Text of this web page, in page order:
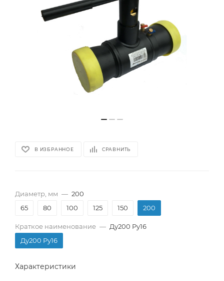
В ИЗБРАННОЕ СРАВНИТЬ
Диаметр, мм — 200
65
80 100 125 150 200
Краткое наименование — Ду200 Pу16
Ду200 Pу16
Характеристики